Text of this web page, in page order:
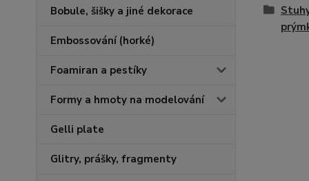
Bobule, šišky a jiné dekorace
Embossování (horké)
Foamiran a pestíky
Formy a hmoty na modelování
Gelli plate
Glitry, prášky, fragmenty